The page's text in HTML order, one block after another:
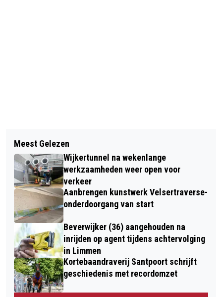
FOTOKRING HEEMSKERK MET
EXPOSITIE ‘NATUUR IN DE IJMOND’ IN
STADHUIS BEVERWIJK
TENNET SCHRIJFT FOTOWEDSTRIJD
UIT VOOR WERK OP ‘ZANDKASTEEL’
STRAND VELSEN-NOORD
Meest Gelezen
Wijkertunnel na wekenlange
werkzaamheden weer open voor
verkeer
Aanbrengen kunstwerk Velsertraverse-
onderdoorgang van start
Beverwijker (36) aangehouden na
inrijden op agent tijdens achtervolging
in Limmen
Kortebaandraverij Santpoort schrijft
geschiedenis met recordomzet